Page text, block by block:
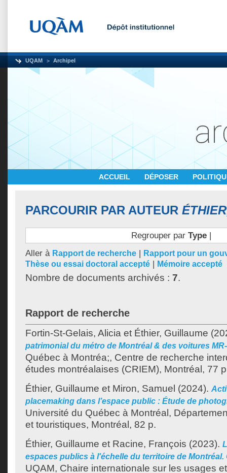
UQAM Archipel
ACCUEIL DÉPOSER
PARCOURIR PAR AUTEUR
Regrouper par Type|
Aller à Rapport de recherche | Rapport pour un
Thèse ou essai doctoral accepté | Mémoire accepté
Nombre de documents archivés : 7.
Rapport de recherche
Fortin-St-Gelais, Alicia et Éthier, Guillaume
patrimonial du métro de Montréal & des voitures
Québec à Montréa;, Centre de recherche
études montréalaises (CRIEM), Montréal, 77
Éthier, Guillaume et Miron, Samuel (2024).
placemaking dans l’espace public : Étude de
Université du Québec à Montréal,
et touristiques, Montréal, 82 p.
Éthier, Guillaume et Racine, François (2023).
espaces publics à l'échelle du territoire de Montréal.
UQAM, Chaire internationale sur les usages